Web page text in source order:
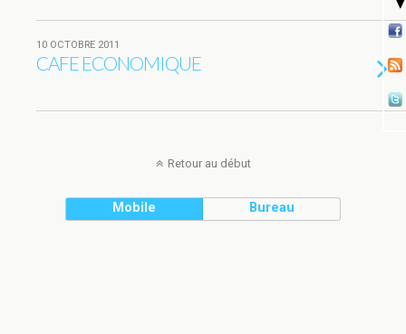
10 OCTOBRE 2011
CAFE ECONOMIQUE
Retour au début
Mobile Bureau